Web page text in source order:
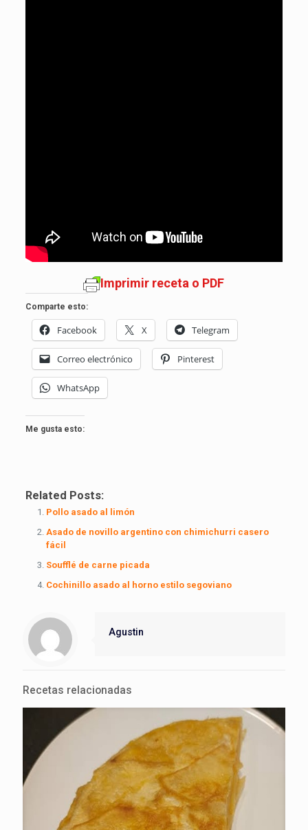
Imprimir receta o PDF
Comparte esto:
Facebook X Telegram
Correo electrónico Pinterest
WhatsApp
Me gusta esto:
Related Posts:
Pollo asado al limón
Asado de novillo argentino con chimichurri casero
fácil
Soufflé de carne picada
Cochinillo asado al horno estilo segoviano
Agustin
Recetas relacionadas